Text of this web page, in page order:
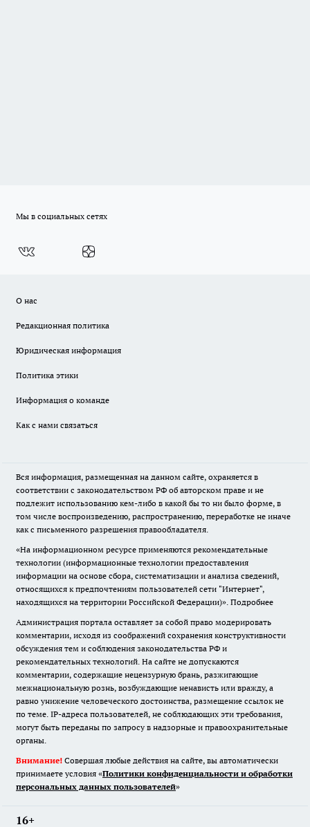
Мы в социальных сетях
О нас
Редакционная политика
Юридическая информация
Политика этики
Информация о команде
Как с нами связаться
Вся информация, размещенная на данном сайте, охраняется в
соответствии с законодательством РФ об авторском праве и не
подлежит использованию кем-либо в какой бы то ни было форме, в
том числе воспроизведению, распространению, переработке не иначе
как с письменного разрешения правообладателя.
«На информационном ресурсе применяются рекомендательные
технологии (информационные технологии предоставления
информации на основе сбора, систематизации и анализа сведений,
относящихся к предпочтениям пользователей сети "Интернет",
находящихся на территории Российской Федерации)». Подробнее
Администрация портала оставляет за собой право модерировать
комментарии, исходя из соображений сохранения конструктивности
обсуждения тем и соблюдения законодательства РФ и
рекомендательных технологий. На сайте не допускаются
комментарии, содержащие нецензурную брань, разжигающие
межнациональную рознь, возбуждающие ненависть или вражду, а
равно унижение человеческого достоинства, размещение ссылок не
по теме. IP-адреса пользователей, не соблюдающих эти требования,
могут быть переданы по запросу в надзорные и правоохранительные
органы.
Внимание! Совершая любые действия на сайте, вы автоматически
принимаете условия «Политики конфиденциальности и обработки
персональных данных пользователей»
16+